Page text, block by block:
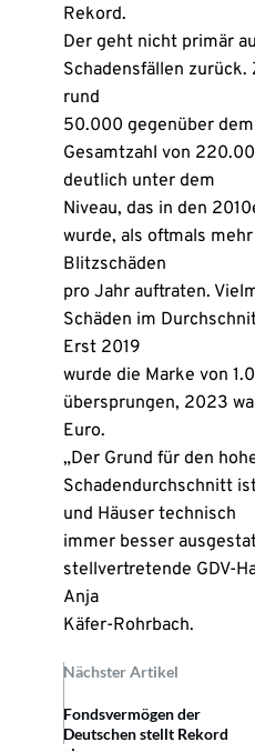
Rekord.
Der geht nicht primär
Schadensfällen zurück.
rund
50.000 gegenüber dem
Gesamtzahl von
deutlich unter dem
Niveau, das in den
wurde, als oftmals
Blitzschäden
pro Jahr auftraten.
Schäden im
Erst 2019
wurde die Marke von
übersprungen, 2023
Euro.
„Der Grund für den
Schadendurchschnitt
und Häuser technisch
immer besser
stellvertretende GDV-
Anja
Käfer-Rohrbach.
Nächster Artikel
Fondsvermögen der
Deutschen stellt Rekord